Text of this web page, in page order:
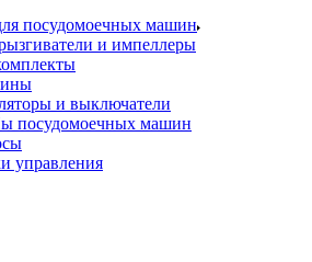
посудомоечных машин
и импеллеры
и выключатели
посудомоечных машин
управления